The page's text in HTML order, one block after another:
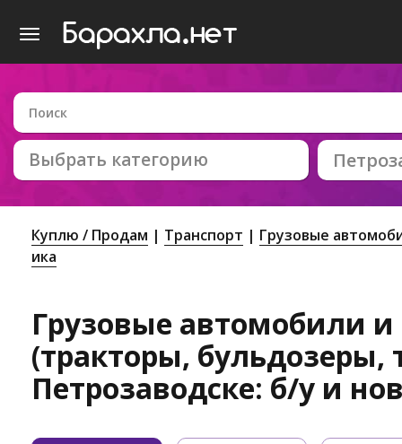
Выбрать категорию
Куплю / Продам Транспорт
Грузовые
ика
Грузовые автомобили и
(тракторы, бульдозеры,
Петрозаводске: б/у и